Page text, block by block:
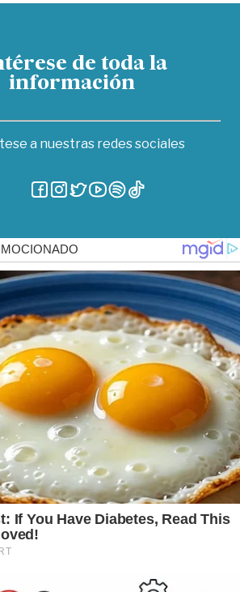
de toda la
información
a nuestras redes sociales